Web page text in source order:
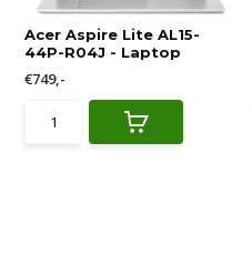
Acer Aspire Lite AL15-
44P-R04J - Laptop
€749,-